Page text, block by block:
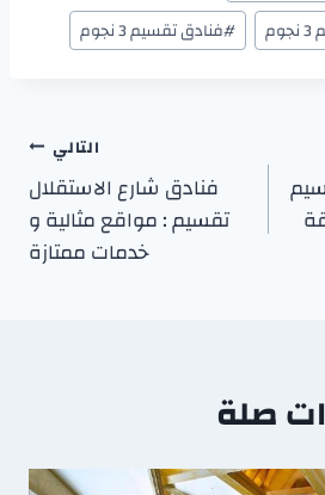
#فنادق تقسيم 3 نجوم
التالي
فنادق شارع الاستقلال
تقسيم : مواقع مثالية و
خدمات ممتازة
صلة